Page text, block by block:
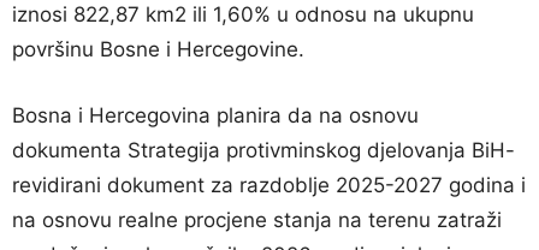
iznosi 822,87 km2 ili 1,60% u odnosu na ukupnu
površinu Bosne i Hercegovine.
Bosna i Hercegovina planira da na osnovu
dokumenta Strategija protivminskog djelovanja BiH-
revidirani dokument za razdoblje 2025-2027 godina i
na osnovu realne procjene stanja na terenu zatraži